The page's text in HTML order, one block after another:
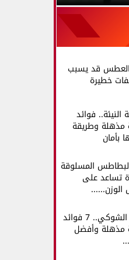
قد يسبب
خطيرة
النيئة.. فوائد
مذهلة وطريقة
بأمان
المسلوقة
تساعد على
الوزن......
التين الشوكي.. 7 فوائد
مذهلة وأفضل